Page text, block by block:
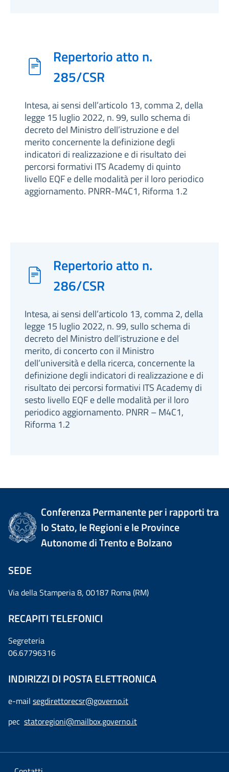
Repertorio atto n.
285/CSR
Intesa, ai sensi dell’articolo 13, comma 2, della
legge 15 luglio 2022, n. 99, sullo schema di
decreto del Ministro dell’istruzione e del
merito concernente la definizione degli
indicatori di realizzazione e di risultato dei
percorsi formativi ITS Academy di quinto
livello EQF e delle modalità per il loro periodico
aggiornamento. PNRR-M4C1, Riforma 1.2
Repertorio atto n.
286/CSR
Intesa, ai sensi dell’articolo 13, comma 2, della
legge 15 luglio 2022, n. 99, sullo schema di
decreto del Ministro dell’istruzione e del
merito, di concerto con il Ministro
dell’università e della ricerca, concernente la
definizione degli indicatori di realizzazione e di
risultato dei percorsi formativi ITS Academy di
sesto livello EQF e delle modalità per il loro
periodico aggiornamento. PNRR – M4C1,
Riforma 1.2
Conferenza Permanente per i rapporti tra
lo Stato, le Regioni e le Province
Autonome di Trento e Bolzano
SEDE
Via della Stamperia 8, 00187 Roma (RM)
RECAPITI TELEFONICI
Segreteria
06.67796316
INDIRIZZI DI POSTA ELETTRONICA
e-mail segdirettorecsr@governo.it
pec statoregioni@mailbox.governo.it